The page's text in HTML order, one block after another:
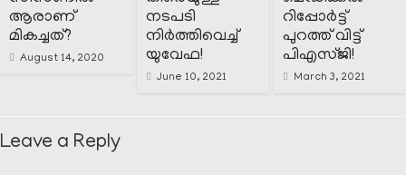
ആരാണ്
മികച്ചത്?
August 14, 2020
നടപടി
നിർത്തിവെച്ച്
യുവേഫ!
June 10, 2021
റിപ്പോർട്ട്‌
പുറത്ത് വിട്ട്
പിഎസ്ജി!
March 3, 2021
Leave a Reply